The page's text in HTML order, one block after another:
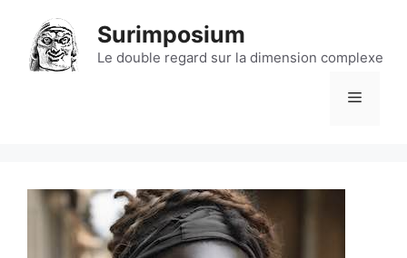
contenu
Surimposium
Le double regard sur la dimension complexe
Menu